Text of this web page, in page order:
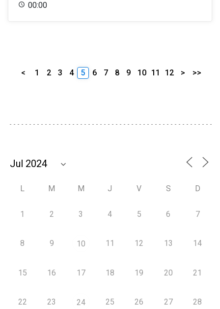
00:00
< 1 2 3 4 5 6 7 8 9 10 11 12 > >>
L M M J V S D
1 2 3 4 5 6 7
8 9 10 11 12 13 14
15 16 17 18 19 20 21
22 23 24 25 26 27 28